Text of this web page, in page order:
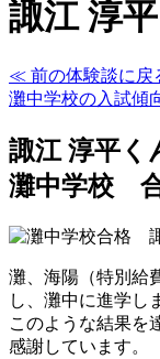
諏江 淳
≪ 前の体験談に戻
灘中学校の入試傾
諏江 淳平く
灘中学校
灘、海陽（特別給
し、灘中に進学し
このような結果を
感謝しています。